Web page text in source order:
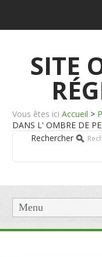
SITE
Vous êtes ici Accueil >
DANS L' OMBRE DE
Rechercher
Menu